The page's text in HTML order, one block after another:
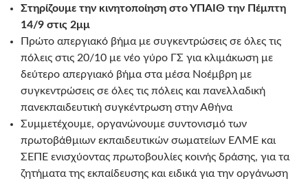
Στηρίζουμε την κινητοποίηση στο ΥΠΑΙΘ την Πέμπτη
14/9 στις 2μμ
Πρώτο απεργιακό βήμα με συγκεντρώσεις σε όλες τις
πόλεις στις 20/10 με νέο γύρο ΓΣ για κλιμάκωση με
δεύτερο απεργιακό βήμα στα μέσα Νοέμβρη με
συγκεντρώσεις σε όλες τις πόλεις και πανελλαδική
πανεκπαιδευτική συγκέντρωση στην Αθήνα
Συμμετέχουμε, οργανώνουμε συντονισμό των
πρωτοβάθμιων εκπαιδευτικών σωματείων ΕΛΜΕ και
ΣΕΠΕ ενισχύοντας πρωτοβουλίες κοινής δράσης, για τα
ζητήματα της εκπαίδευσης και ειδικά για την οργάνωση